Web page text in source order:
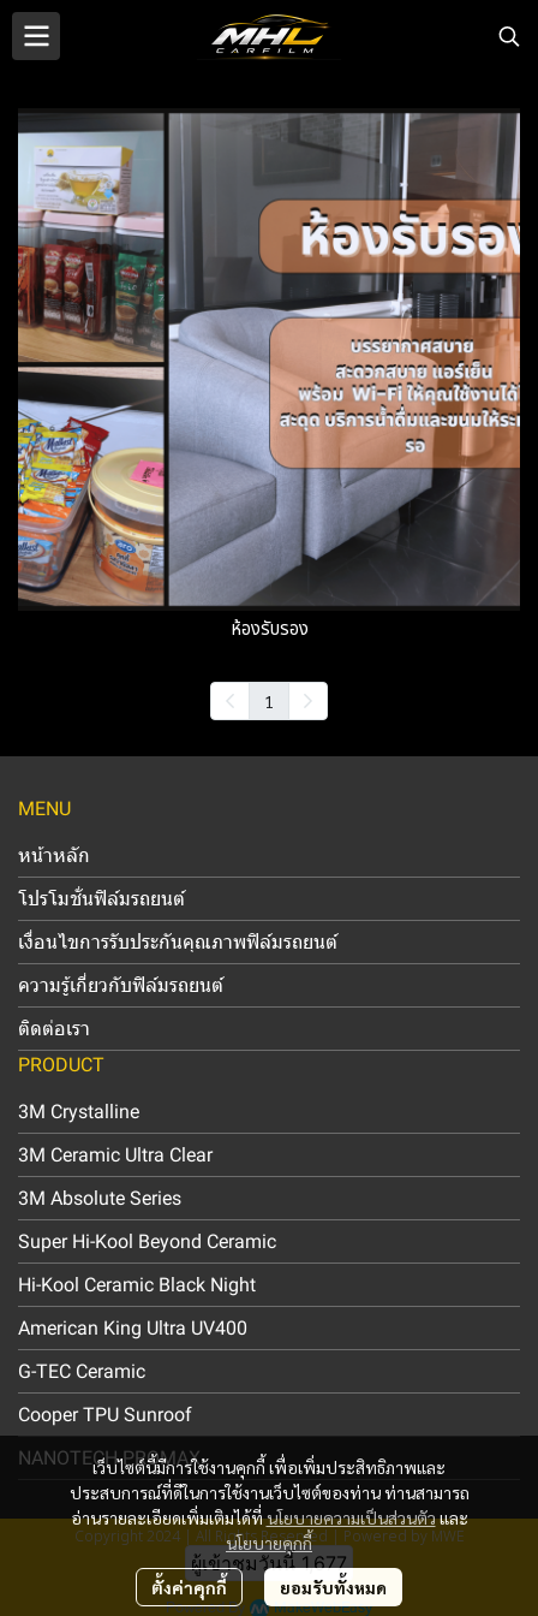
ห้องรับรอง
1
เว็บไซต์นี้มีการใช้งานคุกกี้ เพื่อเพิ่มประสิทธิภาพและ
ประสบการณ์ที่ดีในการใช้งานเว็บไซต์ของท่าน ท่านสามารถ
อ่านรายละเอียดเพิ่มเติมได้ที่นโยบายความเป็นส่วนตัวและ
นโยบายคุกกี้
ตั้งค่าคุกกี้ ยอมรับทั้งหมด
MENU
หน้าหลัก
โปรโมชั่นฟิล์มรถยนต์
เงื่อนไขการรับประกันคุณภาพฟิล์มรถยนต์
ความรู้เกี่ยวกับฟิล์มรถยนต์
ติดต่อเรา
PRODUCT
3M Crystalline
3M Ceramic Ultra Clear
3M Absolute Series
Super Hi-Kool Beyond Ceramic
Hi-Kool Ceramic Black Night
American King Ultra UV400
G-TEC Ceramic
Cooper TPU Sunroof
NANOTECH PROMAX
Copyright 2024 | All Rights Reserved | Powered by MWE
ผู้เข้าชมวันนี้1,677
Powered By MakeWebEasy